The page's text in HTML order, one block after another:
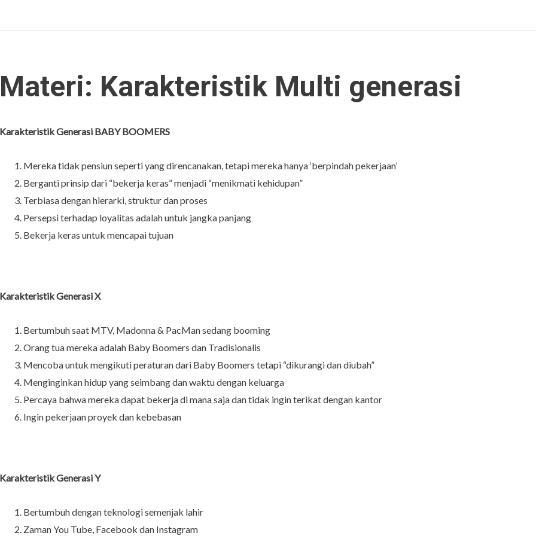
Materi: Karakteristik Multi generasi
Karakteristik Generasi BABY BOOMERS
Mereka tidak pensiun seperti yang direncanakan, tetapi mereka hanya ‘berpindah pekerjaan’
Berganti prinsip dari “bekerja keras” menjadi “menikmati kehidupan”
Terbiasa dengan hierarki, struktur dan proses
Persepsi terhadap loyalitas adalah untuk jangka panjang
Bekerja keras untuk mencapai tujuan
Karakteristik Generasi X
Bertumbuh saat MTV, Madonna & PacMan sedang booming
Orang tua mereka adalah Baby Boomers dan Tradisionalis
Mencoba untuk mengikuti peraturan dari Baby Boomers tetapi “dikurangi dan diubah”
Menginginkan hidup yang seimbang dan waktu dengan keluarga
Percaya bahwa mereka dapat bekerja di mana saja dan tidak ingin terikat dengan kantor
Ingin pekerjaan proyek dan kebebasan
Karakteristik Generasi Y
Bertumbuh dengan teknologi semenjak lahir
Zaman You Tube, Facebook dan Instagram